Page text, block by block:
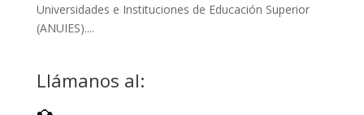
Universidades e Instituciones de Educación Superior
(ANUIES)....
Llámanos al: